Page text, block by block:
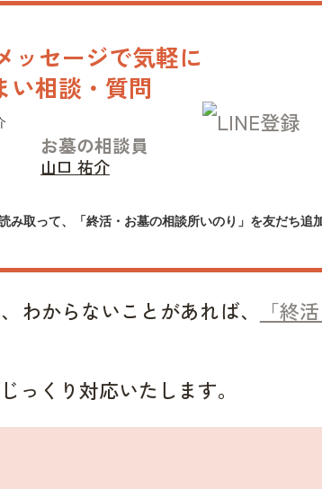
ッセージで気軽に
い相談・質問
お墓の相談員
山口 祐介
み取って、「終活・お墓の相談所いのり」を友だち追
わからないことがあれば、
「終
っくり対応いたします。